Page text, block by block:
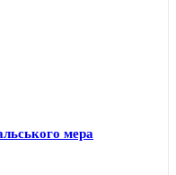
мера